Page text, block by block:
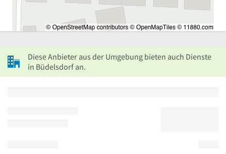
Diese Anbieter aus der Umgebung bieten auch Dienste
in Büdelsdorf an.